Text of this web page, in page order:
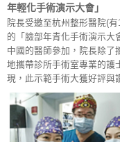
年輕化手術演示大會」
院長受邀至杭州整形醫院(
的「臉部年青化手術演示大
中國的醫師參加，院長除了
地攜帶診所手術室專業的護
現，此示範手術大獲好評與